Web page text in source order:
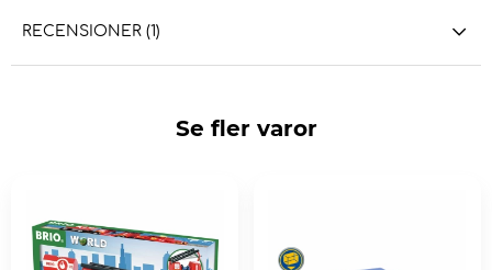
RECENSIONER (1)
Se fler varor